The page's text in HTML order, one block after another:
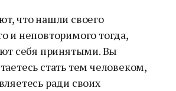
что нашли своего
и неповторимого тогда,
себя принятыми. Вы
стать тем человеком,
ради своих